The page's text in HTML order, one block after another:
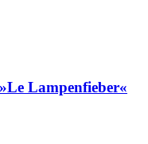
Lampenfieber«